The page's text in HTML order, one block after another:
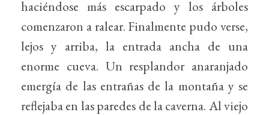
haciéndose más escarpado y los árboles
comenzaron a ralear. Finalmente pudo verse,
lejos y arriba, la entrada ancha de una
enorme cueva. Un resplandor anaranjado
emergía de las entrañas de la montaña y se
reflejaba en las paredes de la caverna. Al viejo